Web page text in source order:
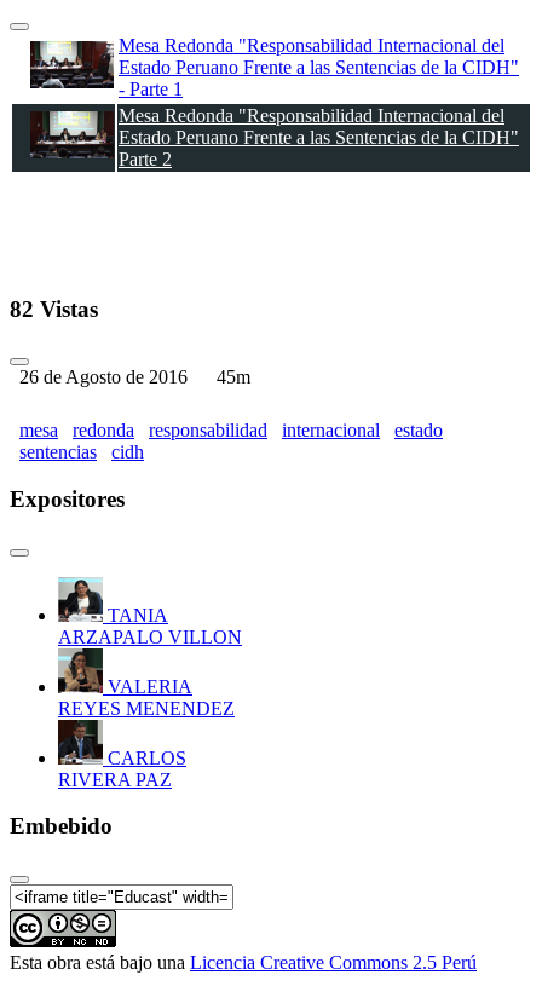
Mesa Redonda "Responsabilidad Internacional del
Estado Peruano Frente a las Sentencias de la CIDH"
- Parte 1
Mesa Redonda "Responsabilidad Internacional del
Estado Peruano Frente a las Sentencias de la CIDH"
Parte 2
82 Vistas
26 de Agosto de 2016 45m
mesa redonda responsabilidad internacional
estado
sentencias
cidh
Expositores
TANIA
ARZAPALO VILLON
VALERIA
REYES MENENDEZ
CARLOS
RIVERA PAZ
Embebido
Esta obra está bajo una Licencia Creative Commons 2.5 Perú